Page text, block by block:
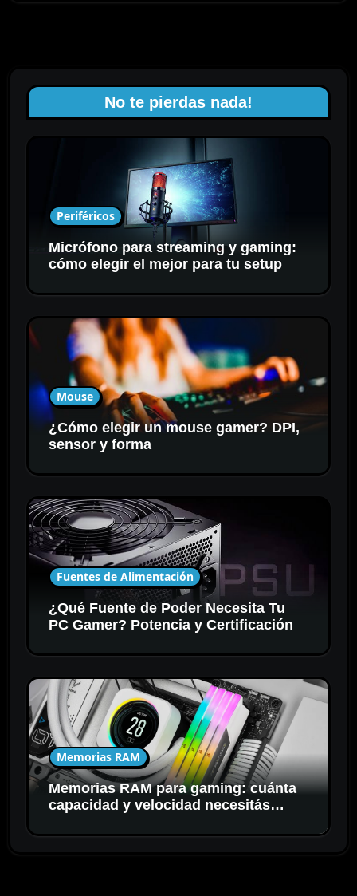
No te pierdas nada!
Periféricos
Micrófono para streaming y gaming:
cómo elegir el mejor para tu setup
Mouse
¿Cómo elegir un mouse gamer? DPI,
sensor y forma
Fuentes de Alimentación
¿Qué Fuente de Poder Necesita Tu
PC Gamer? Potencia y Certificación
Memorias RAM
Memorias RAM para gaming: cuánta
capacidad y velocidad necesitás